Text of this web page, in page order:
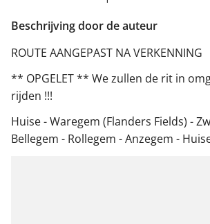
Beschrijving door de auteur
ROUTE AANGEPAST NA VERKENNING
** OPGELET ** We zullen de rit in
rijden !!!
Huise - Waregem (Flanders Fields) -
Bellegem - Rollegem - Anzegem -